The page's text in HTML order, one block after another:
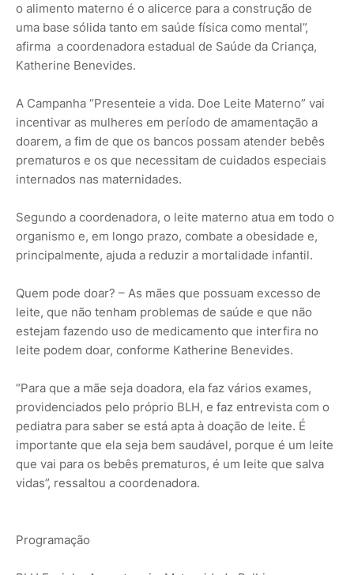
o alimento materno é o alicerce para a construção de
uma base sólida tanto em saúde física como mental”,
afirma a coordenadora estadual de Saúde da Criança,
Katherine Benevides.
A Campanha “Presenteie a vida. Doe Leite Materno” vai
incentivar as mulheres em período de amamentação a
doarem, a fim de que os bancos possam atender bebês
prematuros e os que necessitam de cuidados especiais
internados nas maternidades.
Segundo a coordenadora, o leite materno atua em todo o
organismo e, em longo prazo, combate a obesidade e,
principalmente, ajuda a reduzir a mortalidade infantil.
Quem pode doar? – As mães que possuam excesso de
leite, que não tenham problemas de saúde e que não
estejam fazendo uso de medicamento que interfira no
leite podem doar, conforme Katherine Benevides.
“Para que a mãe seja doadora, ela faz vários exames,
providenciados pelo próprio BLH, e faz entrevista com o
pediatra para saber se está apta à doação de leite. É
importante que ela seja bem saudável, porque é um leite
que vai para os bebês prematuros, é um leite que salva
vidas”, ressaltou a coordenadora.
Programação